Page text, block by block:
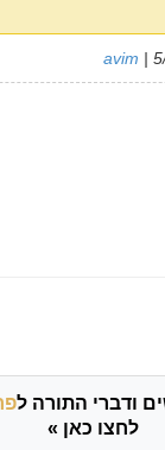
avim|
ודברי התורה ל
לחצו כאן »